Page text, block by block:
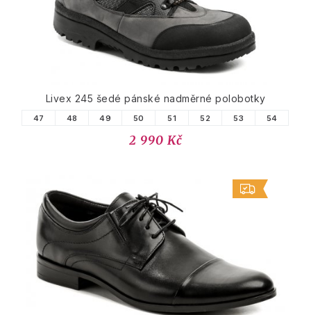
Livex 245 šedé pánské nadměrné polobotky
47 48 49 50 51 52 53 54
2 990 Kč